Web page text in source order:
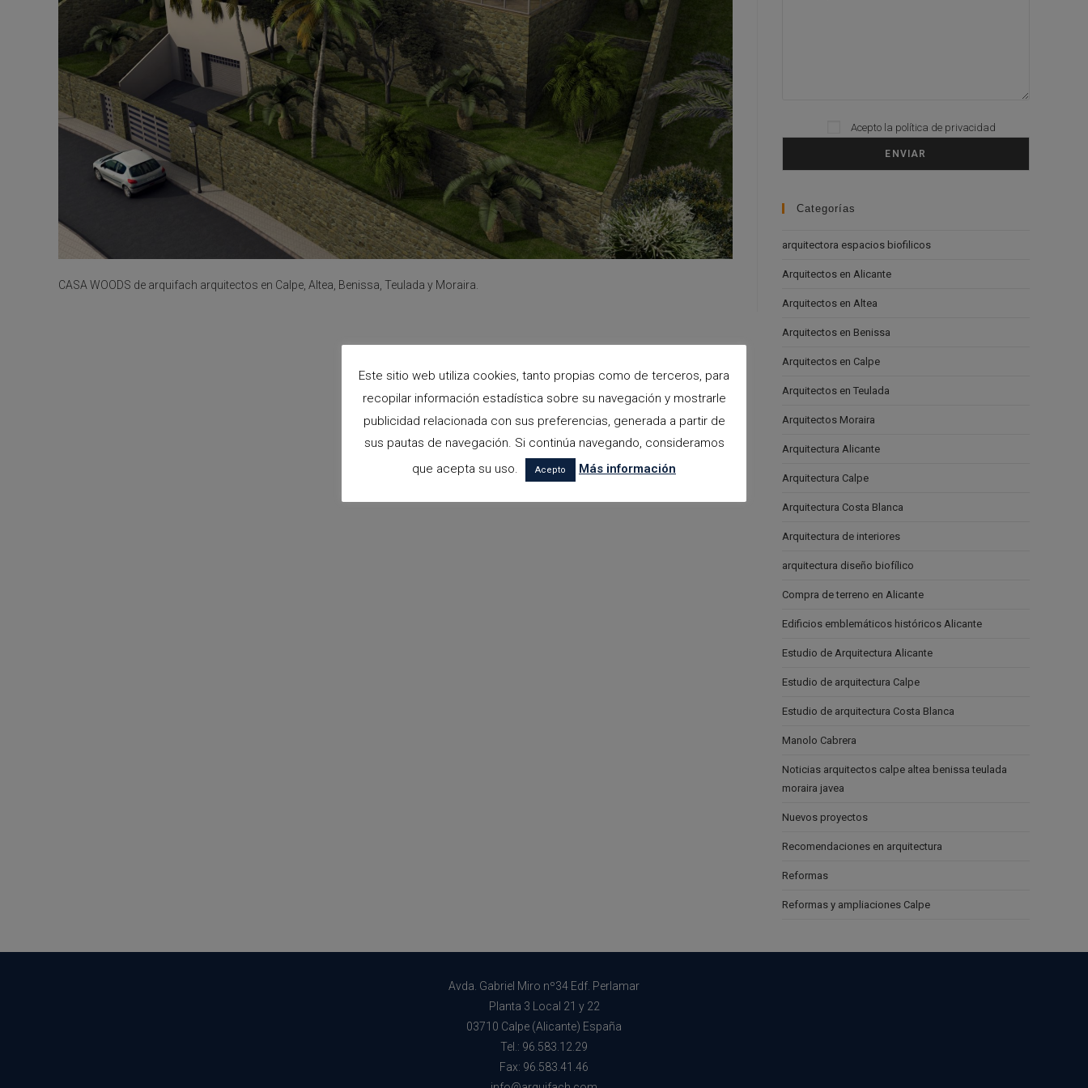
CASA WOODS de arquifach arquitectos en Calpe, Altea, Benissa, Teulada y Moraira.
Please leave this field empty.
Acepto la política de privacidad
Categorías
arquitectora espacios biofilicos
Arquitectos en Alicante
Arquitectos en Altea
Arquitectos en Benissa
Arquitectos en Calpe
Arquitectos en Teulada
Arquitectos Moraira
Arquitectura Alicante
Arquitectura Calpe
Arquitectura Costa Blanca
Arquitectura de interiores
arquitectura diseño biofílico
Compra de terreno en Alicante
Edificios emblemáticos históricos Alicante
Estudio de Arquitectura Alicante
Estudio de arquitectura Calpe
Estudio de arquitectura Costa Blanca
Manolo Cabrera
Noticias arquitectos calpe altea benissa teulada
moraira javea
Nuevos proyectos
Recomendaciones en arquitectura
Reformas
Reformas y ampliaciones Calpe
Avda. Gabriel Miro nº34 Edf. Perlamar
Planta 3 Local 21 y 22
03710 Calpe (Alicante) España
Tel.: 96.583.12.29
Fax: 96.583.41.46
Este sitio web utiliza cookies, tanto propias como de terceros, para
recopilar información estadística sobre su navegación y mostrarle
publicidad relacionada con sus preferencias, generada a partir de
sus pautas de navegación. Si continúa navegando, consideramos
que acepta su uso.
Acepto Más información